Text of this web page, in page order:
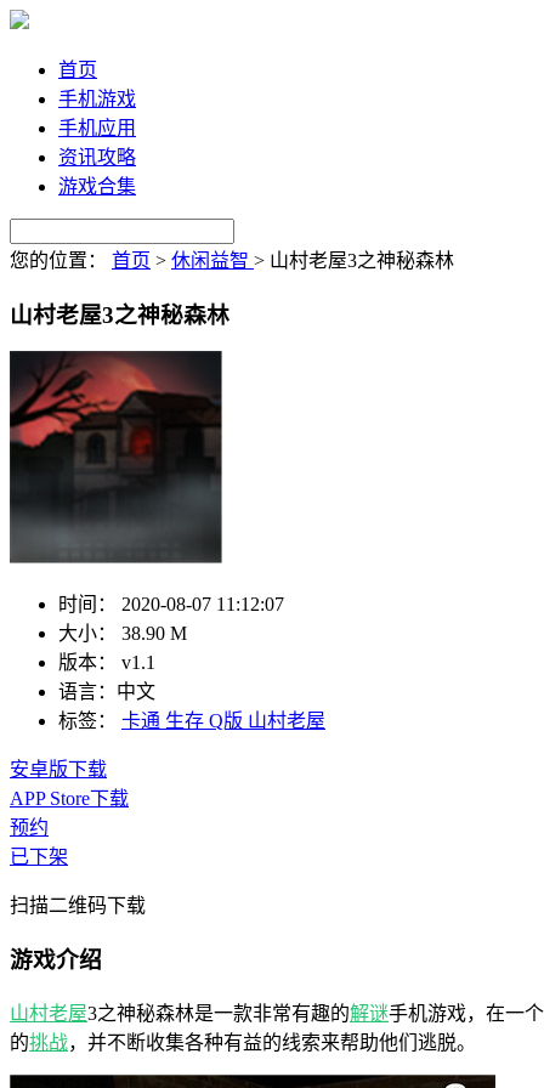
首页
手机游戏
手机应用
资讯攻略
游戏合集
您的位置： 首页 > 休闲益智 > 山村老屋3之神秘森林
山村老屋3之神秘森林
时间：
2020-08-07 11:12:07
大小：
38.90 M
版本：
v1.1
语言： 中文
标签：
卡通 生存 Q版 山村老屋
安卓版下载
APP Store下载
预约
已下架
扫描二维码下载
游戏介绍
山村老屋3之神秘森林是一款非常有趣的解谜手机游戏，在一
的挑战，并不断收集各种有益的线索来帮助他们逃脱。